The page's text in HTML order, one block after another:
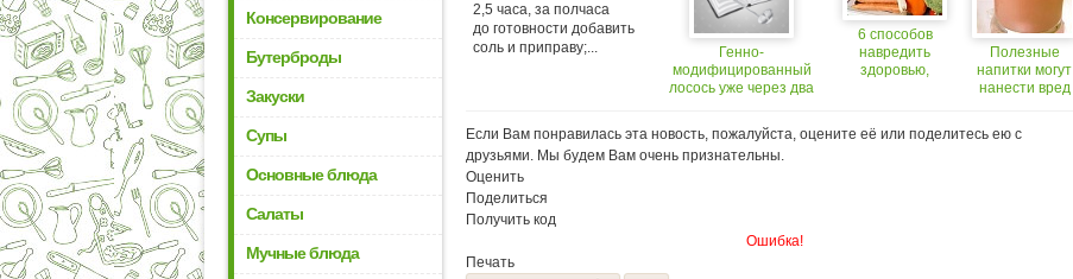
Консервирование
Бутерброды
Закуски
Супы
Основные блюда
Салаты
Мучные блюда
2,5 часа, за полчаса
до готовности добавить
соль и приправу;...
Генно-
модифицированный
лосось уже через два
на вашем столе
6 способов
навредить
здоровью,
Полезные
напитки могут
нанести вред
Если Вам понравилась эта новость, пожалуйста, оцените её или поделитесь ею с
друзьями. Мы будем Вам очень признательны.
Оценить
Поделиться
Получить код
Ошибка!
Печать